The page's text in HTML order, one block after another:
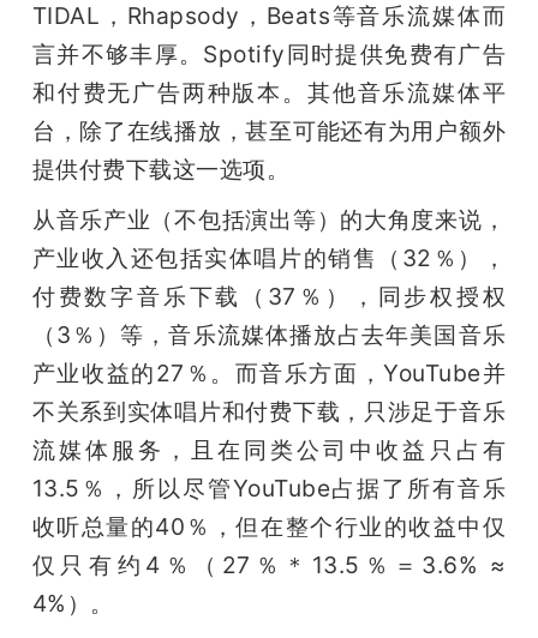
TIDAL，Rhapsody，Beats等音乐流媒体而
言并不够丰厚。Spotify同时提供免费有广告
和付费无广告两种版本。其他音乐流媒体平
台，除了在线播放，甚至可能还有为用户额外
提供付费下载这一选项。
从音乐产业（不包括演出等）的大角度来说，
产业收入还包括实体唱片的销售（32％），
付费数字音乐下载（37％），同步权授权
（3％）等，音乐流媒体播放占去年美国音乐
产业收益的27％。而音乐方面，YouTube并
不关系到实体唱片和付费下载，只涉足于音乐
流媒体服务，且在同类公司中收益只占有
13.5％，所以尽管YouTube占据了所有音乐
收听总量的40％，但在整个行业的收益中仅
仅只有约4％（27％＊13.5％＝3.6% ≈
4%）。